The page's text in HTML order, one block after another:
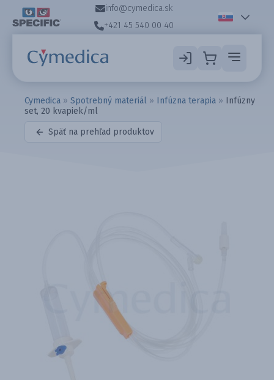
info@cymedica.sk
+421 45 540 00 40
Cymedica » Spotrebný materiál » Infúzna terapia » Infúzny
set, 20 kvapiek/ml
Späť na prehľad produktov